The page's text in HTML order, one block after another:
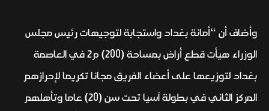
وأضاف أن “أمانة بغداد واستجابة لتوجيهات رئيس مجلس
الوزراء هيأت قطع أراض بمساحة (200) م2 في العاصمة
بغداد لتوزيعها على أعضاء الفريق مجانا تكريما لإحرازهم
المركز الثاني في بطولة آسيا تحت سن (20) عاما وتأهلهم